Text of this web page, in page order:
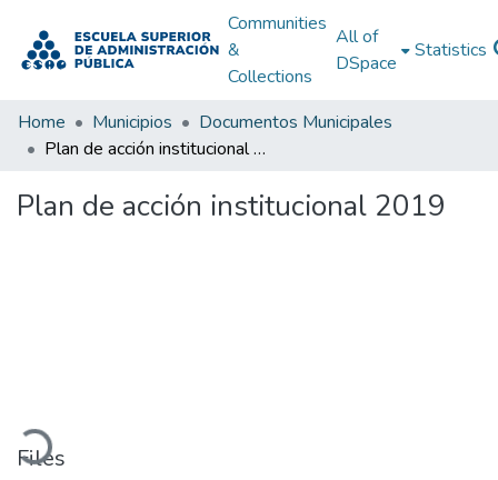
Communities
&
Collections
All of
DSpace
Statistics
Home Municipios
Documentos Municipales
Plan de acción institucional 2019
Plan de acción institucional 2019
Files